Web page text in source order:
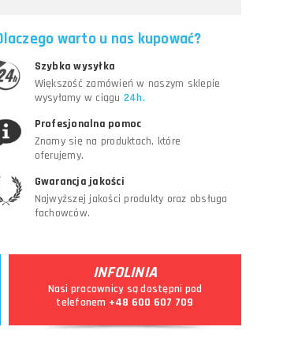
warto u nas kupować?
Szybka wysyłka
Większość zamówień w naszym sklepie
wysyłamy w ciągu 24h.
Profesjonalna pomoc
Znamy się na produktach, które
oferujemy.
Gwarancja jakości
Najwyższej jakości produkty oraz obsługa
fachowców.
INFOLINIA
Nasi pracownicy są dostępni pod
telefonem +48 600 607 709